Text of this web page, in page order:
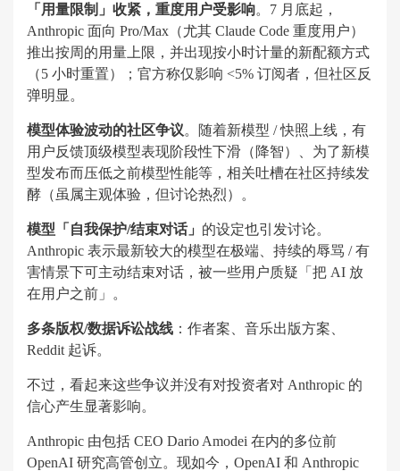
「用量限制」收紧，重度用户受影响。7 月底起，
Anthropic 面向 Pro/Max（尤其 Claude Code 重度用户）
推出按周的用量上限，并出现按小时计量的新配额方式
（5 小时重置）；官方称仅影响 <5% 订阅者，但社区反
弹明显。
模型体验波动的社区争议。随着新模型 / 快照上线，有
用户反馈顶级模型表现阶段性下滑（降智）、为了新模
型发布而压低之前模型性能等，相关吐槽在社区持续发
酵（虽属主观体验，但讨论热烈）。
模型「自我保护/结束对话」 的设定也引发讨论。
Anthropic 表示最新较大的模型在极端、持续的辱骂 / 有
害情景下可主动结束对话，被一些用户质疑「把 AI 放
在用户之前」。
多条版权/数据诉讼战线 ：作者案、音乐出版方案、
Reddit 起诉。
不过，看起来这些争议并没有对投资者对 Anthropic 的
信心产生显著影响。
Anthropic 由包括 CEO Dario Amodei 在内的多位前
OpenAI 研究高管创立。现如今，OpenAI 和 Anthropic